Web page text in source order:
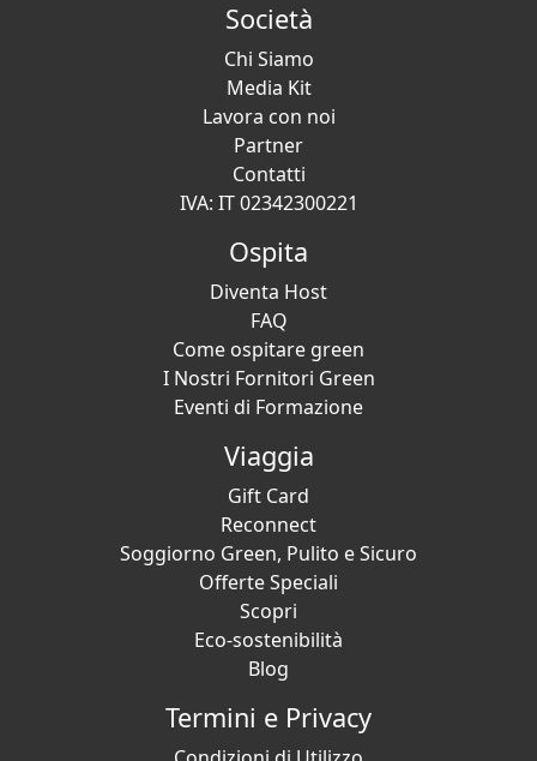
Società
Chi Siamo
Media Kit
Lavora con noi
Partner
Contatti
IVA: IT 02342300221
Ospita
Diventa Host
FAQ
Come ospitare green
I Nostri Fornitori Green
Eventi di Formazione
Viaggia
Gift Card
Reconnect
Soggiorno Green, Pulito e Sicuro
Offerte Speciali
Scopri
Eco-sostenibilità
Blog
Termini e Privacy